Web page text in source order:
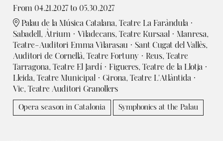
From 04.21.2027 to 05.30.2027
Palau de la Música Catalana, Teatre La Faràndula ·
Sabadell, Àtrium · Viladecans, Teatre Kursaal · Manresa,
Teatre-Auditori Emma Vilarasau · Sant Cugat del Vallès,
Auditori de Cornellà, Teatre Fortuny · Reus, Teatre
Tarragona, Teatre El Jardí · Figueres, Teatre de la Llotja ·
Lleida, Teatre Municipal · Girona, Teatre L'Atlàntida ·
Vic, Teatre Auditori Granollers
Opera season in Catalonia Symphonics at the Palau